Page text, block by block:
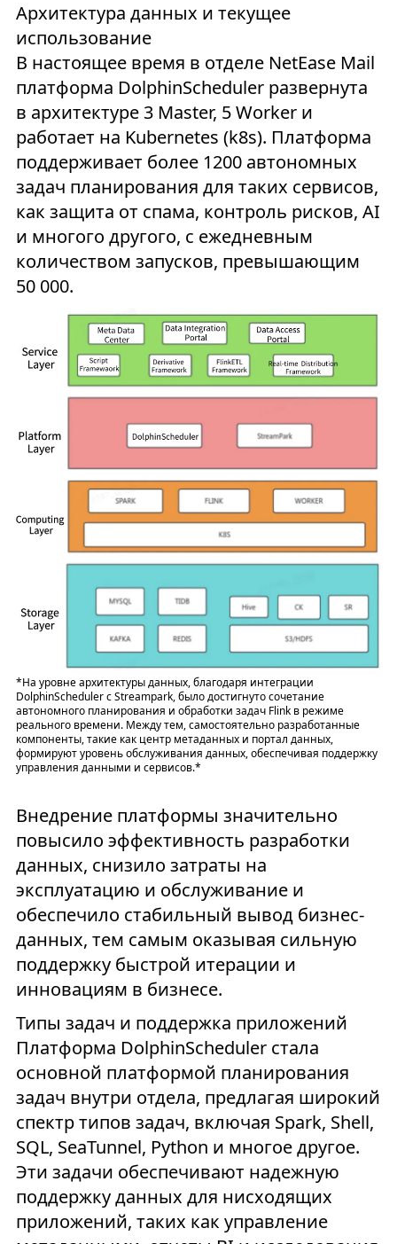
Архитектура данных и текущее
использование
В настоящее время в отделе NetEase Mail
платформа DolphinScheduler развернута
в архитектуре 3 Master, 5 Worker и
работает на Kubernetes (k8s). Платформа
поддерживает более 1200 автономных
задач планирования для таких сервисов,
как защита от спама, контроль рисков, AI
и многого другого, с ежедневным
количеством запусков, превышающим
50 000.
*На уровне архитектуры данных, благодаря интеграции
DolphinScheduler с Streampark, было достигнуто сочетание
автономного планирования и обработки задач Flink в режиме
реального времени. Между тем, самостоятельно разработанные
компоненты, такие как центр метаданных и портал данных,
формируют уровень обслуживания данных, обеспечивая поддержку
управления данными и сервисов.*
Внедрение платформы значительно
повысило эффективность разработки
данных, снизило затраты на
эксплуатацию и обслуживание и
обеспечило стабильный вывод бизнес-
данных, тем самым оказывая сильную
поддержку быстрой итерации и
инновациям в бизнесе.
Типы задач и поддержка приложений
Платформа DolphinScheduler стала
основной платформой планирования
задач внутри отдела, предлагая широкий
спектр типов задач, включая Spark, Shell,
SQL, SeaTunnel, Python и многое другое.
Эти задачи обеспечивают надежную
поддержку данных для нисходящих
приложений, таких как управление